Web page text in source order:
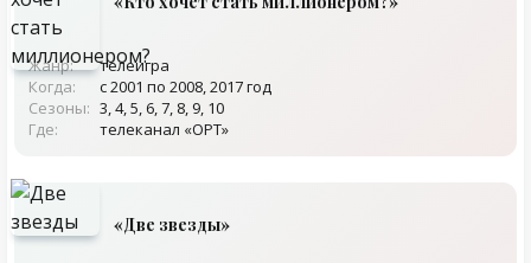
Жанр:
телеигра
Когда:
с 2001 по 2008, 2017 год
Сезоны: 3, 4, 5, 6, 7, 8, 9, 10
Где:
телеканал «ОРТ»
«Две звезды»